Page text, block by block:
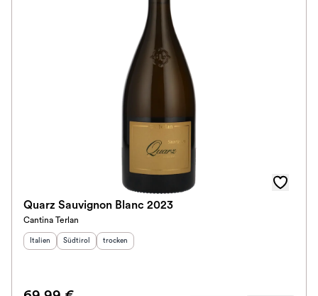
Quarz Sauvignon Blanc 2023
Cantina Terlan
Herkunftsland:
Italien Herkunftsregion:
Südtirol Geschmack
trocken